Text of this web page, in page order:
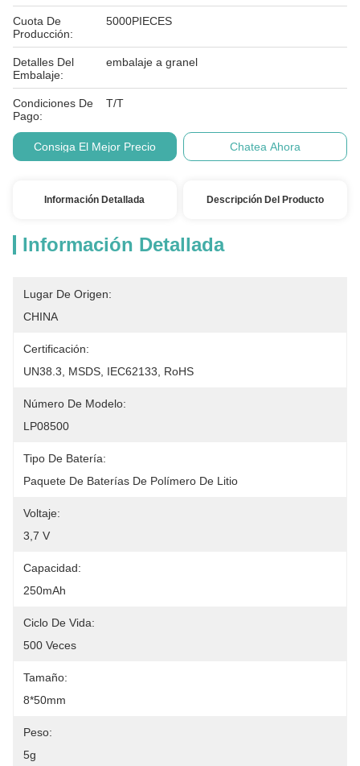
Cuota De
Producción:
5000PIECES
Detalles Del
Embalaje:
embalaje a granel
Condiciones De
Pago:
T/T
Consiga El Mejor Precio Chatea Ahora
Información Detallada Descripción Del Producto
Información Detallada
Lugar De Origen:
CHINA
Certificación:
UN38.3, MSDS, IEC62133, RoHS
Número De Modelo:
LP08500
Tipo De Batería:
Paquete De Baterías De Polímero De Litio
Voltaje:
3,7 V
Capacidad:
250mAh
Ciclo De Vida:
500 Veces
Tamaño:
8*50mm
Peso:
5g